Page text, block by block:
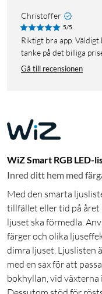
Christoffer
5/5
Riktigt bra app. Väldigt bra känsla på hela produkten med
tanke på det billiga
Gå till recensionen
WiZ Smart RGB LED-
Inred ditt hem med
Med den smarta
tillfället eller tid på året
ljuset ska förmedla.
färger och olika
dimra ljuset. Ljuslisten
med en sax för att
bokhyllan, vid växterna